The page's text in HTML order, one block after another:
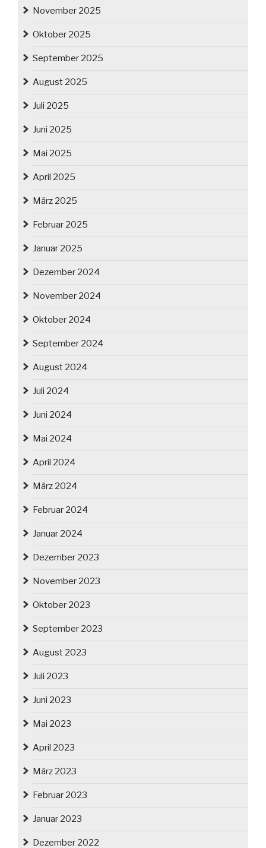
November 2025
Oktober 2025
September 2025
August 2025
Juli 2025
Juni 2025
Mai 2025
April 2025
März 2025
Februar 2025
Januar 2025
Dezember 2024
November 2024
Oktober 2024
September 2024
August 2024
Juli 2024
Juni 2024
Mai 2024
April 2024
März 2024
Februar 2024
Januar 2024
Dezember 2023
November 2023
Oktober 2023
September 2023
August 2023
Juli 2023
Juni 2023
Mai 2023
April 2023
März 2023
Februar 2023
Januar 2023
Dezember 2022